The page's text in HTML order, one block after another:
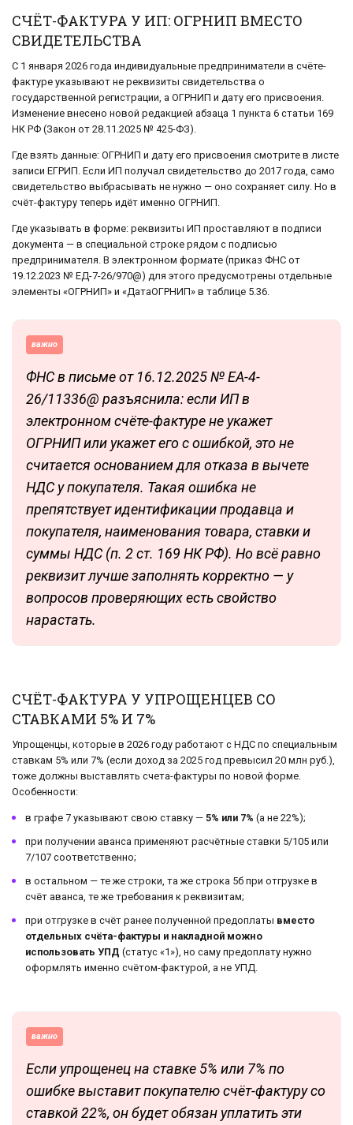
СЧЁТ-ФАКТУРА У ИП: ОГРНИП ВМЕСТО
СВИДЕТЕЛЬСТВА
С 1 января 2026 года индивидуальные предприниматели в счёте-
фактуре указывают не реквизиты свидетельства о
государственной регистрации, а ОГРНИП и дату его присвоения.
Изменение внесено новой редакцией абзаца 1 пункта 6 статьи 169
НК РФ (Закон от 28.11.2025 № 425-ФЗ).
Где взять данные: ОГРНИП и дату его присвоения смотрите в листе
записи ЕГРИП. Если ИП получал свидетельство до 2017 года, само
свидетельство выбрасывать не нужно — оно сохраняет силу. Но в
счёт-фактуру теперь идёт именно ОГРНИП.
Где указывать в форме: реквизиты ИП проставляют в подписи
документа — в специальной строке рядом с подписью
предпринимателя. В электронном формате (приказ ФНС от
19.12.2023 № ЕД-7-26/970@) для этого предусмотрены отдельные
элементы «ОГРНИП» и «ДатаОГРНИП» в таблице 5.36.
важно
ФНС в письме от 16.12.2025 № ЕА-4-
26/11336@ разъяснила: если ИП в
электронном счёте-фактуре не укажет
ОГРНИП или укажет его с ошибкой, это не
считается основанием для отказа в вычете
НДС у покупателя. Такая ошибка не
препятствует идентификации продавца и
покупателя, наименования товара, ставки и
суммы НДС (п. 2 ст. 169 НК РФ). Но всё равно
реквизит лучше заполнять корректно — у
вопросов проверяющих есть свойство
нарастать.
СЧЁТ-ФАКТУРА У УПРОЩЕНЦЕВ СО
СТАВКАМИ 5% И 7%
Упрощенцы, которые в 2026 году работают с НДС по специальным
ставкам 5% или 7% (если доход за 2025 год превысил 20 млн руб.),
тоже должны выставлять счета-фактуры по новой форме.
Особенности:
в графе 7 указывают свою ставку — 5% или 7% (а не 22%);
при получении аванса применяют расчётные ставки 5/105 или
7/107 соответственно;
в остальном — те же строки, та же строка 5б при отгрузке в
счёт аванса, те же требования к реквизитам;
при отгрузке в счёт ранее полученной предоплаты вместо
отдельных счёта-фактуры и накладной можно
использовать УПД (статус «1»), но саму предоплату нужно
оформлять именно счётом-фактурой, а не УПД.
важно
Если упрощенец на ставке 5% или 7% по
ошибке выставит покупателю счёт-фактуру со
ставкой 22%, он будет обязан уплатить эти